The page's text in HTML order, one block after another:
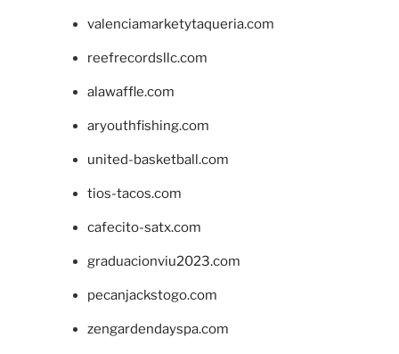
valenciamarketytaqueria.com
reefrecordsllc.com
alawaffle.com
aryouthfishing.com
united-basketball.com
tios-tacos.com
cafecito-satx.com
graduacionviu2023.com
pecanjackstogo.com
zengardendayspa.com